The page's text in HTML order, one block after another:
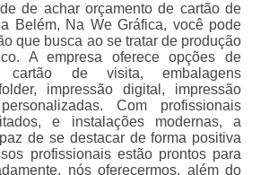
de achar orçamento de cartão de
Belém, Na We Gráfica, você pode
que busca ao se tratar de produção
A empresa oferece opções de
cartão de visita, embalagens
impressão digital, impressão
Com profissionais
e instalações modernas, a
de se destacar de forma positiva
profissionais estão prontos para
nós oferecermos, além do